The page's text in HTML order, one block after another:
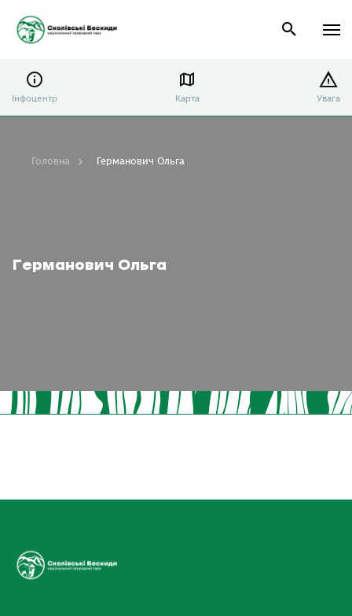
Інфоцентр Карта Увага
Германович Ольга
Головна Германович Ольга